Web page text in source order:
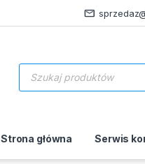
Wyszukiwarka produktów
Strona główna Serwis